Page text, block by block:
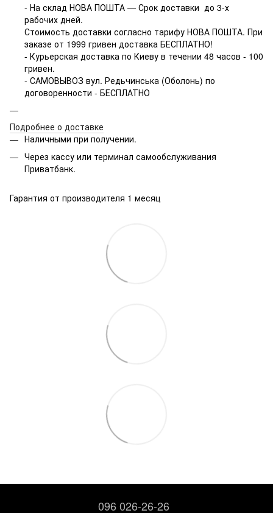
- На склад НОВА ПОШТА — Срок доставки до 3-х
рабочих дней.
Стоимость доставки согласно тарифу НОВА ПОШТА. При
заказе от 1999 гривен доставка БЕСПЛАТНО!
- Курьерская доставка по Киеву в течении 48 часов - 100
гривен.
- САМОВЫВОЗ вул. Редьчинська (Оболонь) по
договоренности - БЕСПЛАТНО
Подробнее о доставке
Наличными при получении.
Через кассу или терминал самообслуживания
Приватбанк.
Гарантия от производителя 1 месяц
096 026-26-26